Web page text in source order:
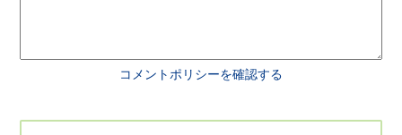
コメントポリシーを確認する